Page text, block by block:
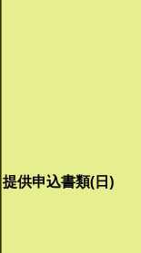
提供申込書類(日)